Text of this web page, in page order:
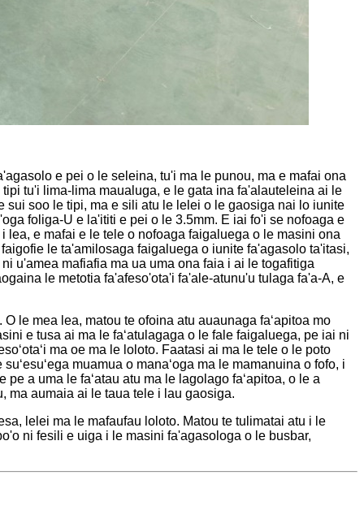
e pei o le seleina, tu'i ma le punou, ma e mafai ona
tu'i lima-lima maualuga, e le gata ina fa'alauteleina ai le
soo le tipi, ma e sili atu le lelei o le gaosiga nai lo iunite
foliga-U e la'ititi e pei o le 3.5mm. E iai fo'i se nofoaga e
e mafai e le tele o nofoaga faigaluega o le masini ona
le ta'amilosaga faigaluega o iunite fa'agasolo ta'itasi,
u'amea mafiafia ma ua uma ona faia i ai le togafitiga
le metotia fa'afeso'ota'i fa'ale-atunu'u tulaga fa'a-A, e
le mea lea, matou te ofoina atu auaunaga faʻapitoa mo
e tusa ai ma le faʻatulagaga o le fale faigaluega, pe iai ni
ma oe ma le loloto. Faatasi ai ma le tele o le poto
muamua o manaʻoga ma le mamanuina o fofo, i
a uma le faʻatau atu ma le lagolago faʻapitoa, o le a
ma aumaia ai le taua tele i lau gaosiga.
lelei ma le mafaufau loloto. Matou te tulimatai atu i le
ni fesili e uiga i le masini fa'agasologa o le busbar,